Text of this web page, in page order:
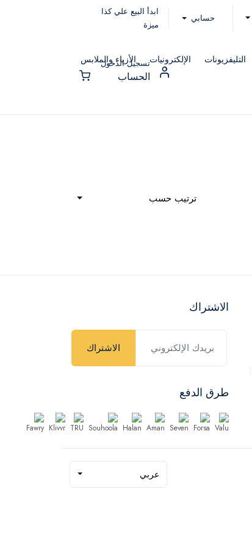
حسابي
ابدأ البيع علي كذا
ميزة
التليفزيونات الإلكترونيات الأزياء والملابس
تسجيل الدخول
الحساب
ترتيب حسب
الاشتراك
الاشتراك
طرق الدفع
عربي